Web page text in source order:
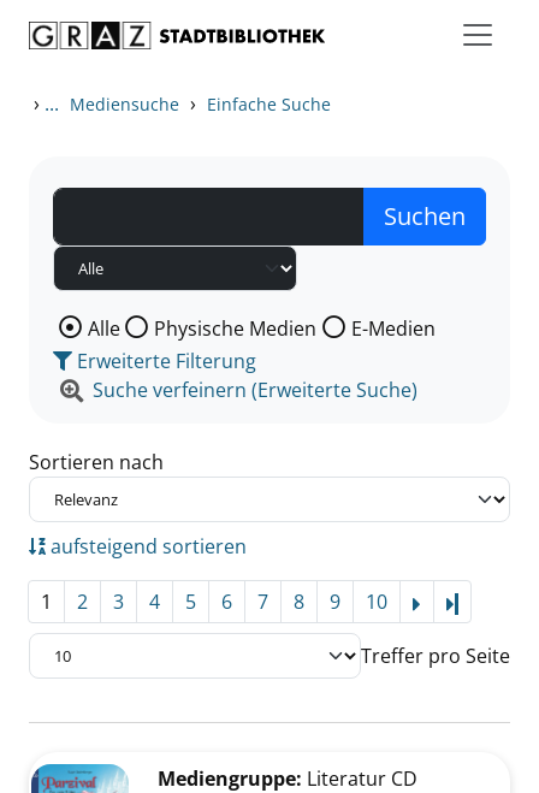
› ... Mediensuche › Einfache Suche
Wählen Sie die Medienart nach der Sie suchen wollen.
Alle Physische Medien
E-Medien
Erweiterte Filterung
Suche verfeinern (Erweiterte Suche)
Sortieren nach
aufsteigend sortieren
1 2 3 4 5 6 7 8 9 10
Treffer pro Seite
Zu den Suchfiltern springen
Mediengruppe: Literatur CD